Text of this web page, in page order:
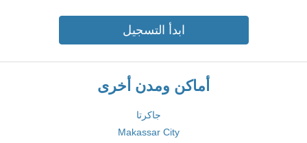
ابدأ التسجيل
أماكن ومدن أخرى
جاكرتا
Makassar City